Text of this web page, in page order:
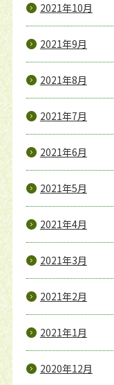
2021年10月
2021年9月
2021年8月
2021年7月
2021年6月
2021年5月
2021年4月
2021年3月
2021年2月
2021年1月
2020年12月